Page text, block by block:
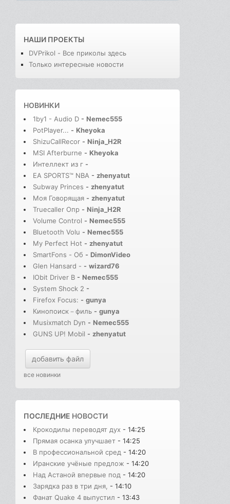
НАШИ ПРОЕКТЫ
DVPrikol - Все приколы здесь
Только интересные новости
НОВИНКИ
1by1 - Audio D - Nemec555
PotPlayer... - Kheyoka
ShizuCallRecor - Ninja_H2R
MSI Afterburne - Kheyoka
Интеллект из г -
EA SPORTS™ NBA - zhenyatut
Subway Princes - zhenyatut
Моя Говорящая - zhenyatut
Truecaller Опр - Ninja_H2R
Volume Control - Nemec555
Bluetooth Volu - Nemec555
My Perfect Hot - zhenyatut
SmartFons - Об - DimonVideo
Glen Hansard - - wizard76
IObit Driver B - Nemec555
System Shock 2 -
Firefox Focus: - gunya
Кинопоиск－филь - gunya
Musixmatch Dyn - Nemec555
GUNS UP! Mobil - zhenyatut
добавить файл
все новинки
ПОСЛЕДНИЕ НОВОСТИ
Крокодилы переводят дух - 14:25
Прямая осанка улучшает - 14:25
В профессиональной сред - 14:20
Иранские учёные предлож - 14:20
Над Астаной впервые под - 14:20
Зарядка раз в три дня, - 14:10
Фанат Quake 4 выпустил - 13:43